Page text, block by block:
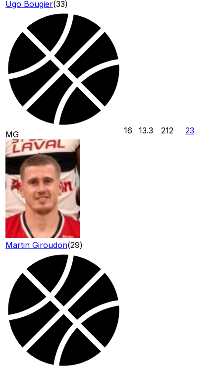
Ugo Bougier(33)
MG
Martin Giroudon(29)
16 13.3 212 23